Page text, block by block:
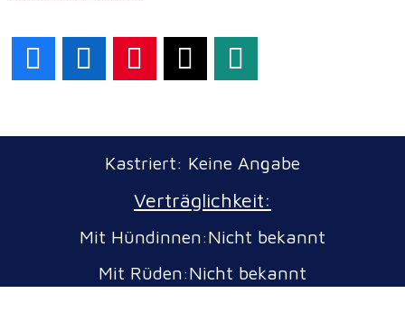
Kastriert: Keine Angabe
Verträglichkeit:
Mit Hündinnen:Nicht bekannt
Mit Rüden:Nicht bekannt